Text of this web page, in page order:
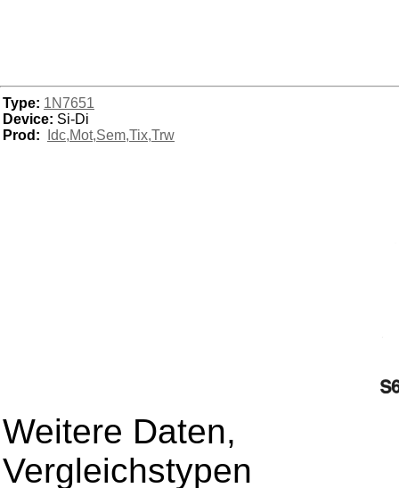
Type: 1N7651
Device: Si-Di
Prod:
Idc,Mot,Sem,Tix,Trw
Weitere Daten,
Vergleichstypen